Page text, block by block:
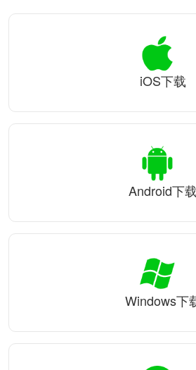
iOS下载
Android下载
Windows下